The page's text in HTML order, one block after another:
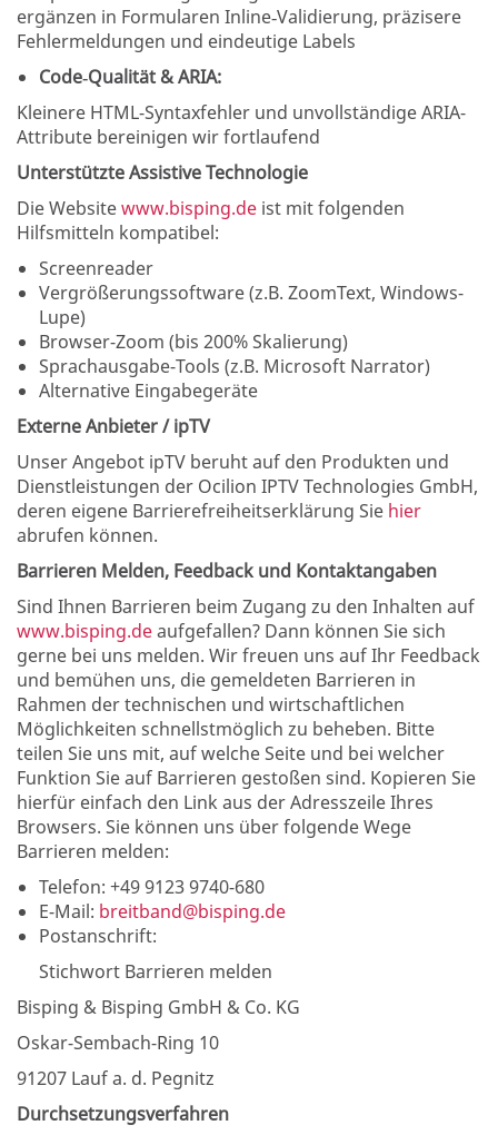
ergänzen in Formularen Inline‑Validierung, präzisere
Fehlermeldungen und eindeutige Labels
Code‑Qualität & ARIA:
Kleinere HTML-Syntaxfehler und unvollständige ARIA-
Attribute bereinigen wir fortlaufend
Unterstützte Assistive Technologie
Die Websitewww.bisping.de ist mit folgenden
Hilfsmitteln kompatibel:
Screenreader
Vergrößerungssoftware (z.B. ZoomText, Windows-
Lupe)
Browser-Zoom (bis 200% Skalierung)
Sprachausgabe-Tools (z.B. Microsoft Narrator)
Alternative Eingabegeräte
Externe Anbieter / ipTV
Unser Angebot ipTV beruht auf den Produkten und
Dienstleistungen der Ocilion IPTV Technologies GmbH,
deren eigene Barrierefreiheitserklärung Sie hier
abrufen können.
Barrieren Melden, Feedback und Kontaktangaben
Sind Ihnen Barrieren beim Zugang zu den Inhalten auf
www.bisping.deaufgefallen? Dann können Sie sich
gerne bei uns melden. Wir freuen uns auf Ihr Feedback
und bemühen uns, die gemeldeten Barrieren in
Rahmen der technischen und wirtschaftlichen
Möglichkeiten schnellstmöglich zu beheben. Bitte
teilen Sie uns mit, auf welche Seite und bei welcher
Funktion Sie auf Barrieren gestoßen sind. Kopieren Sie
hierfür einfach den Link aus der Adresszeile Ihres
Browsers. Sie können uns über folgende Wege
Barrieren melden:
Telefon: +49 9123 9740-680
E-Mail: breitband@bisping.de
Postanschrift:
Stichwort Barrieren melden
Bisping & Bisping GmbH & Co. KG
Oskar-Sembach-Ring 10
91207 Lauf a. d. Pegnitz
Durchsetzungsverfahren